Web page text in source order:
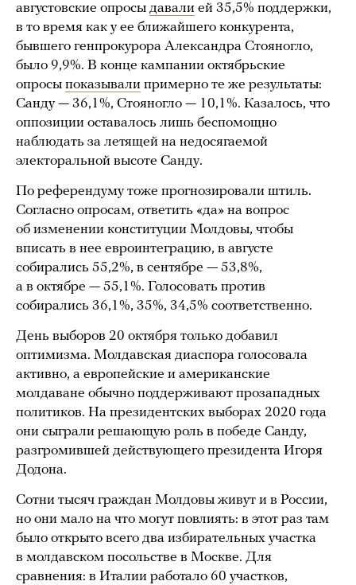
августовские опросы давали ей 35,5% поддержки,
в то время как у ее ближайшего конкурента,
бывшего генпрокурора Александра Стояногло,
было 9,9%. В конце кампании октябрьские
опросы показывали примерно те же результаты:
Санду — 36,1%, Стояногло — 10,1%. Казалось, что
оппозиции оставалось лишь беспомощно
наблюдать за летящей на недосягаемой
электоральной высоте Санду.
По референдуму тоже прогнозировали штиль.
Согласно опросам, ответить «да» на вопрос
об изменении конституции Молдовы, чтобы
вписать в нее евроинтеграцию, в августе
собирались 55,2%, в сентябре — 53,8%,
а в октябре — 55,1%. Голосовать против
собирались 36,1%, 35%, 34,5% соответственно.
День выборов 20 октября только добавил
оптимизма. Молдавская диаспора голосовала
активно, а европейские и американские
молдаване обычно поддерживают прозападных
политиков. На президентских выборах 2020 года
они сыграли решающую роль в победе Санду,
разгромившей действующего президента Игоря
Додона.
Сотни тысяч граждан Молдовы живут и в России,
но они мало на что могут повлиять: в этот раз там
было открыто всего два избирательных участка
в молдавском посольстве в Москве. Для
сравнения: в Италии работало 60 участков,